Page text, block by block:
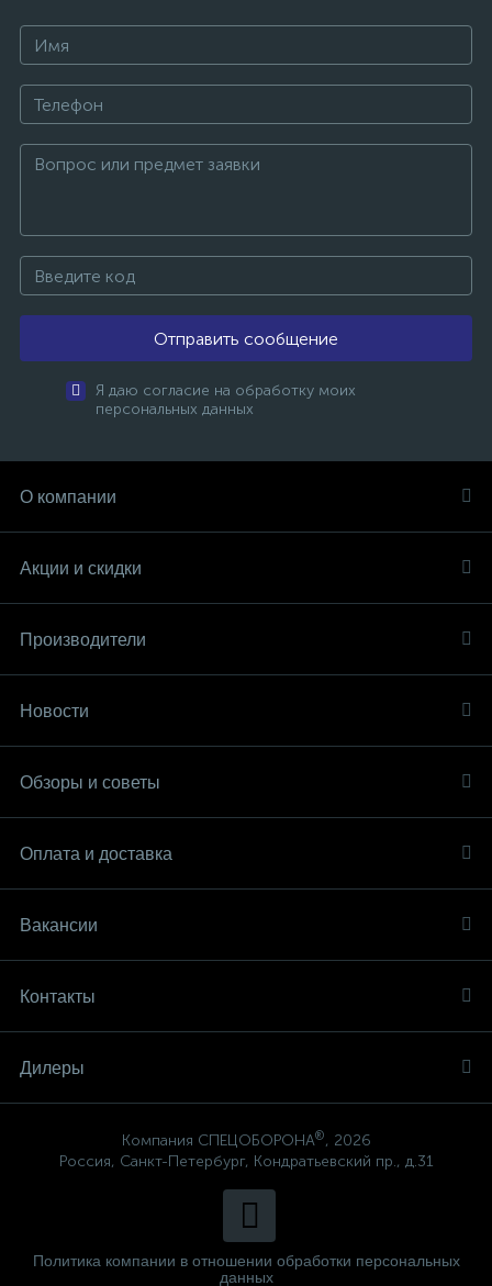
Отправить сообщение
Я даю согласие на обработку моих
персональных данных
О компании
Акции и скидки
Производители
Новости
Обзоры и советы
Оплата и доставка
Вакансии
Контакты
Дилеры
Компания СПЕЦОБОРОНА®, 2026
Россия, Санкт-Петербург, Кондратьевский пр., д.31
Политика компании в отношении обработки персональных
данных